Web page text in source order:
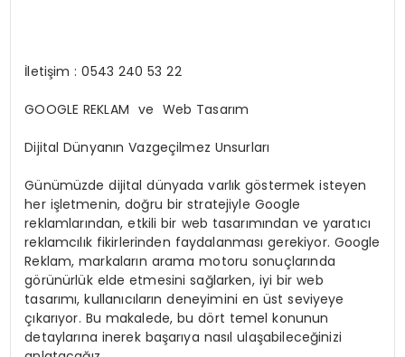
İletişim : 0543 240 53 22
GOOGLE REKLAM ve Web Tasarım
Dijital Dünyanın Vazgeçilmez Unsurları
Günümüzde dijital dünyada varlık göstermek isteyen
her işletmenin, doğru bir stratejiyle Google
reklamlarından, etkili bir web tasarımından ve yaratıcı
reklamcılık fikirlerinden faydalanması gerekiyor. Google
Reklam, markaların arama motoru sonuçlarında
görünürlük elde etmesini sağlarken, iyi bir web
tasarımı, kullanıcıların deneyimini en üst seviyeye
çıkarıyor. Bu makalede, bu dört temel konunun
detaylarına inerek başarıya nasıl ulaşabileceğinizi